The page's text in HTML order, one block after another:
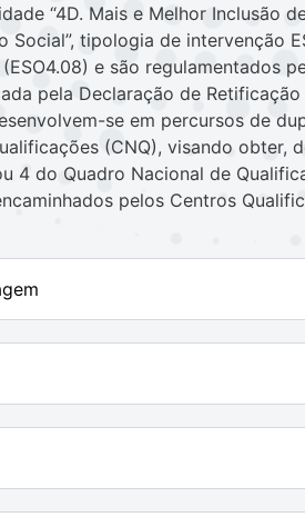
“4D. Mais e Melhor Inclusão
Social”, tipologia de intervenção
e são regulamentados
pela Declaração de
se em percursos de
(CNQ), visando obter,
4 do Quadro Nacional de
pelos Centros